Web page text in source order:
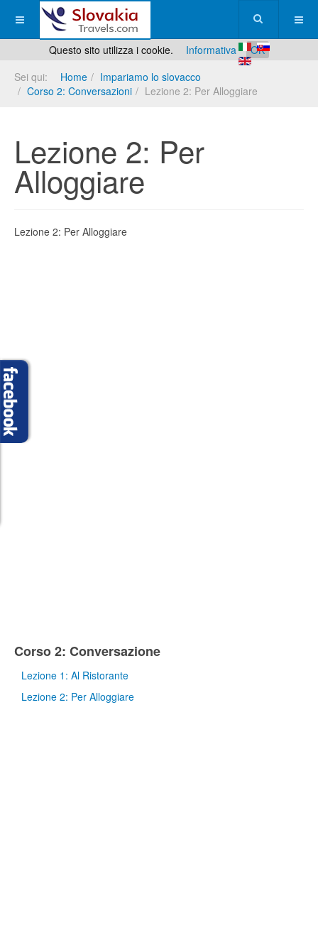
Questo sito utilizza i cookie. Informativa
OK
Sei qui:
Home
Impariamo lo slovacco
Corso 2: Conversazioni
Lezione 2: Per Alloggiare
Lezione 2: Per
Alloggiare
Lezione 2: Per Alloggiare
Corso 2: Conversazione
Lezione 1: Al Ristorante
Lezione 2: Per Alloggiare